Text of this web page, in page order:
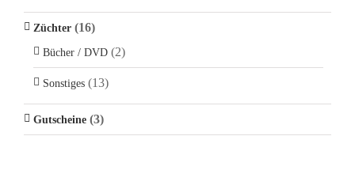
Züchter (16)
Bücher / DVD (2)
Sonstiges (13)
Gutscheine (3)